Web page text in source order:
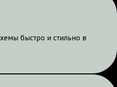
быстро и стильно в